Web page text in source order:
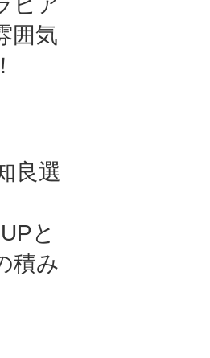
囲気
良選
と
積み